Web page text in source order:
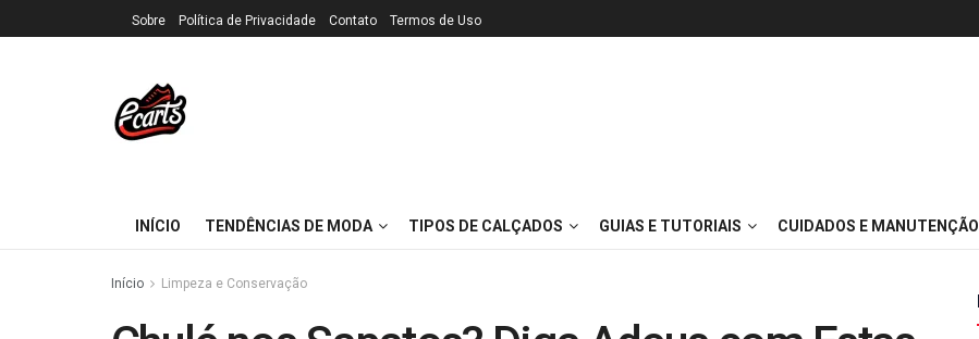
Sobre Política de Privacidade Contato Termos de Uso
INÍCIO TENDÊNCIAS DE MODA TIPOS DE CALÇADOS GUIAS E TUTORIAIS CUIDADOS E MANUTENÇÃO
Início Limpeza e Conservação